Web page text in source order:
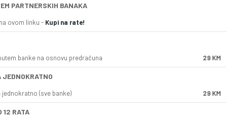
PARTNERSKIH BANAKA
na ovom linku - Kupi na rate!
banke na osnovu predračuna 29 KM
(sve banke) 29 KM
12 RATA